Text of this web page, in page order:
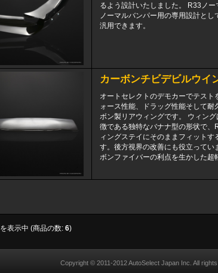
るよう設計いたしました。 R33ノ
ノーマルバンパー用の専用設計とし
汎用できます。
カーボンチビデビルウイ
オートセレクトのデモカーでテスト
ォース性能、ドラッグ性能そして耐
ボン製リアウィングです。 ウィン
徴である独特なバナナ型の形状で、
ィングステイにそのままフィットす
す。後方視界の改善にも役立ってい
ボンファイバーの利点を生かした超
を表示中 (商品の数: 6)
Copyright © 2011-2012AutoSelect Japan Inc. All